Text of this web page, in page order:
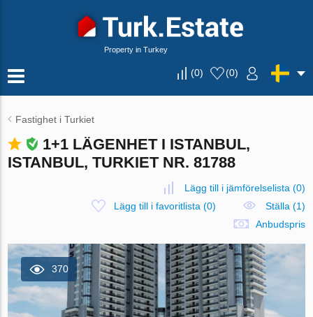
Property in Turkey
(0) (0)
Fastighet i Turkiet
1+1 LÄGENHET I ISTANBUL,
ISTANBUL, TURKIET NR. 81788
Lägg till i jämförelselista (0)
Lägg till i favoritlista (0)
Ställa (1)
Anbudspris
370